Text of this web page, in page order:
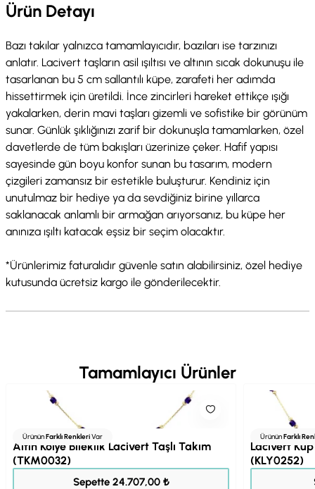
Ürün Detayı
Bazı takılar yalnızca tamamlayıcıdır, bazıları ise tarzınızı
anlatır. Lacivert taşların asil ışıltısı ve altının sıcak dokunuşu ile
tasarlanan bu 5 cm sallantılı küpe, zarafeti her adımda
hissettirmek için üretildi. İnce zincirleri hareket ettikçe ışığı
yakalarken, derin mavi taşları gizemli ve sofistike bir görünüm
sunar. Günlük şıklığınızı zarif bir dokunuşla tamamlarken, özel
davetlerde de tüm bakışları üzerinize çeker. Hafif yapısı
sayesinde gün boyu konfor sunan bu tasarım, modern
çizgileri zamansız bir estetikle buluşturur. Kendiniz için
unutulmaz bir hediye ya da sevdiğiniz birine yıllarca
saklanacak anlamlı bir armağan arıyorsanız, bu küpe her
anınıza ışıltı katacak eşsiz bir seçim olacaktır.
*Ürünlerimiz faturalıdır güvenle satın alabilirsiniz, özel hediye
kutusunda ücretsiz kargo ile gönderilecektir.
Tamamlayıcı Ürünler
ÜrününFarklı RenkleriVar
Altın Kolye Bileklik Lacivert Taşlı Takım
(TKM0032)
Sepette 24.707,00 ₺
ÜrününFarklı
Lacivert Küp
(KLY0252)